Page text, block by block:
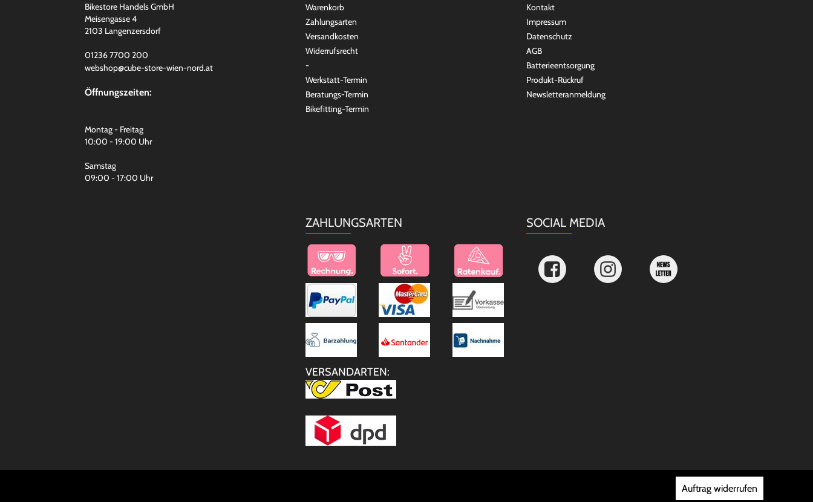
Bikestore Handels GmbH
Meisengasse 4
2103 Langenzersdorf
01236 7700 200
webshop@cube-store-wien-nord.at
Öffnungszeiten:
Montag - Freitag
10:00 - 19:00 Uhr
Samstag
09:00 - 17:00 Uhr
Warenkorb
Zahlungsarten
Versandkosten
Widerrufsrecht
-
Werkstatt-Termin
Beratungs-Termin
Bikefitting-Termin
Kontakt
Impressum
Datenschutz
AGB
Batterieentsorgung
Produkt-Rückruf
Newsletteranmeldung
ZAHLUNGSARTEN
VERSANDARTEN:
SOCIAL MEDIA
Auftrag widerrufen